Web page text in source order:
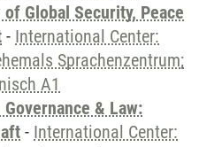
Global Security, Peace
- International Center:
Sprachenzentrum;
A1
& Law:
- International Center: